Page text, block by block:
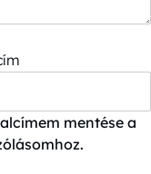
mentése a